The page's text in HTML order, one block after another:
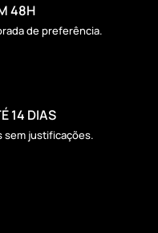
48H
de preferência.
14 DIAS
sem justificações.